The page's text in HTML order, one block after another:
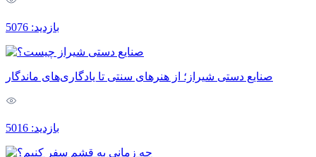
بازدید: 5076
صنایع دستی شیراز؛ از هنرهای سنتی تا یادگاری‌های ماندگار
بازدید: 5016